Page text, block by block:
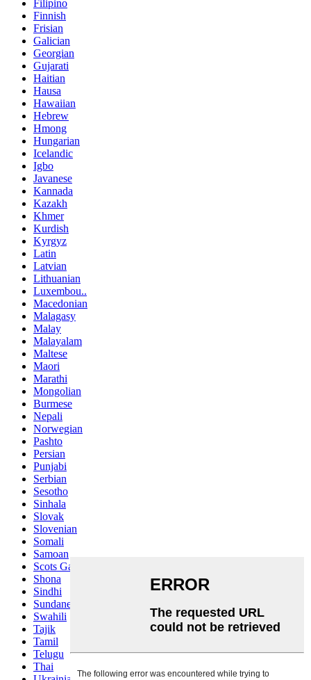
Filipino
Finnish
Frisian
Galician
Georgian
Gujarati
Haitian
Hausa
Hawaiian
Hebrew
Hmong
Hungarian
Icelandic
Igbo
Javanese
Kannada
Kazakh
Khmer
Kurdish
Kyrgyz
Latin
Latvian
Lithuanian
Luxembou..
Macedonian
Malagasy
Malay
Malayalam
Maltese
Maori
Marathi
Mongolian
Burmese
Nepali
Norwegian
Pashto
Persian
Punjabi
Serbian
Sesotho
Sinhala
Slovak
Slovenian
Somali
Samoan
Scots Gaelic
Shona
Sindhi
Sundanese
Swahili
Tajik
Tamil
Telugu
Thai